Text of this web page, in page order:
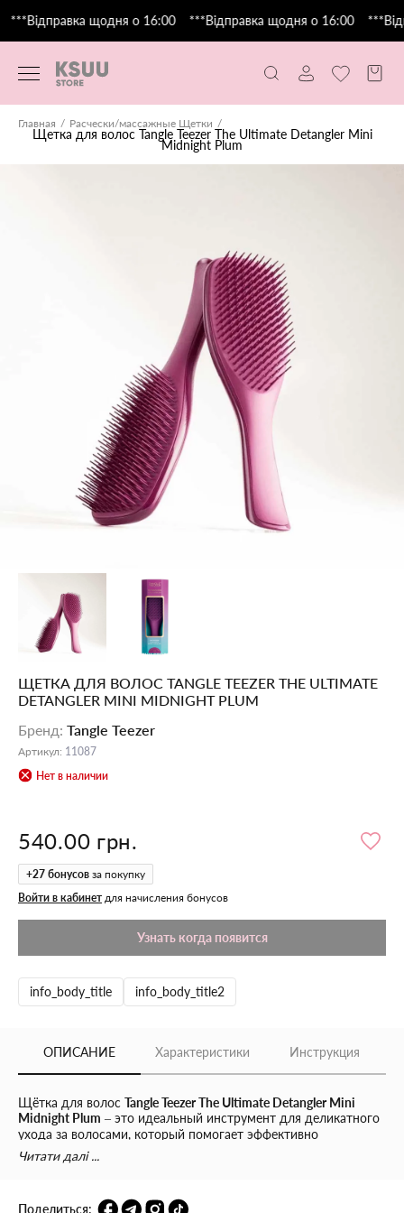
***Відправка щодня о 16:00 ***Відправка щодня о 16:00
Главная Расчески/массажные Щетки
Щетка для волос Tangle Teezer The Ultimate Detangler Mini
Midnight Plum
ЩЕТКА ДЛЯ ВОЛОС TANGLE TEEZER THE ULTIMATE
DETANGLER MINI MIDNIGHT PLUM
Бренд: Tangle Teezer
Артикул: 11087
Нет в наличии
540.00 грн.
+27 бонусов за покупку
Войти в кабинет для начисления бонусов
Узнать когда появится
info_body_title info_body_title2
ОПИСАНИЕ Характеристики Инструкция
Щётка для волос Tangle Teezer The Ultimate Detangler Mini
Midnight Plum – это идеальный инструмент для деликатного
ухода за волосами, который помогает эффективно
распутывать пряди без повреждений и ломкости. Благодаря
уникальной двухуровневой конструкции зубчиков, щётка
Читати далі ...
Поделиться: